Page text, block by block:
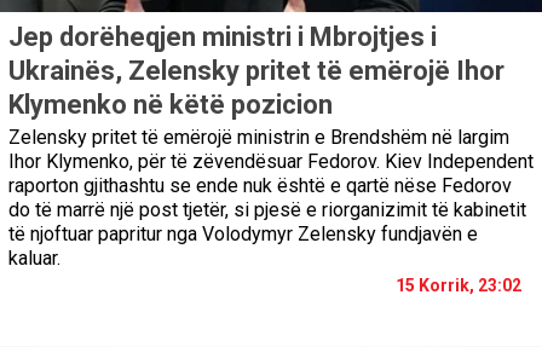
Jep dorëheqjen ministri i Mbrojtjes i
Ukrainës, Zelensky pritet të emërojë Ihor
Klymenko në këtë pozicion
Zelensky pritet të emërojë ministrin e Brendshëm në largim
Ihor Klymenko, për të zëvendësuar Fedorov. Kiev Independent
raporton gjithashtu se ende nuk është e qartë nëse Fedorov
do të marrë një post tjetër, si pjesë e riorganizimit të kabinetit
të njoftuar papritur nga Volodymyr Zelensky fundjavën e
kaluar.
15 Korrik, 23:02